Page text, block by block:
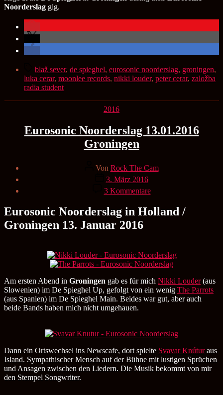
Noorderslag gig.
Schlagwörter
blaž sever, de spieghel, eurosonic noorderslag, groningen,
luka cerar, moonlee records, nikki louder, peter cerar, založba
radia student
Kategorien
2016
Eurosonic Noorderslag 13.01.2016
Groningen
Beitragsautor
Von Rock The Cam
Veröffentlichungsdatum
3. März 2016
3 Kommentarezu
Eurosonic
Noorderslag
13.01.2016
Eurosonic Noorderslag in Holland /
Groningen 13. Januar 2016
Am ersten Abend in Groningen gab es für mich Nikki Louder(aus
Slowenien) im De Spieghel Up, gefolgt von ein wenig The Parrots
(aus Spanien) im De Spieghel Main. Beides war gut, aber auch
beide Bands haben mich nicht umgehauen.
Dann ein Ortswechsel ins Newscafe, dort spielte Svavar Knúturaus
Island. Sympathischer Mensch auf der Bühne mit lustigen Sprüchen
und Ansagen zwischen den Liedern. Die Musik bekommt von mir
den Stempel Songwriter.